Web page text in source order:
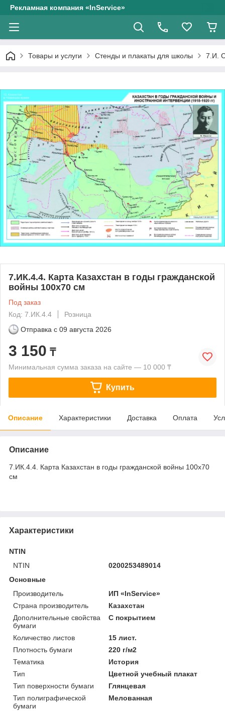
Рекламная компания «InService»
Товары и услуги Стенды и плакаты для школы 7.И.
7.ИК.4.4. Карта Казахстан в годы гражданской
войны 100х70 см
Под заказ
Код: 7.ИК.4.4
Розница
Отправка с 09 августа 2026
3 150 ₸
Минимальная сумма заказа на сайте — 10 000 ₸
Купить
Описание Характеристики Доставка Оплата
Описание
7.ИК.4.4. Карта Казахстан в годы гражданской войны 100х70
см
Характеристики
NTIN
NTIN
0200253489014
Основные
Производитель
ИП «InService»
Страна производитель
Казахстан
Дополнительные свойства
бумаги
С покрытием
Количество листов
15 лист.
Плотность бумаги
220 г/м2
Тематика
История
Тип
Цветной учебный плакат
Тип поверхности бумаги
Глянцевая
Тип полиграфической
бумаги
Мелованная